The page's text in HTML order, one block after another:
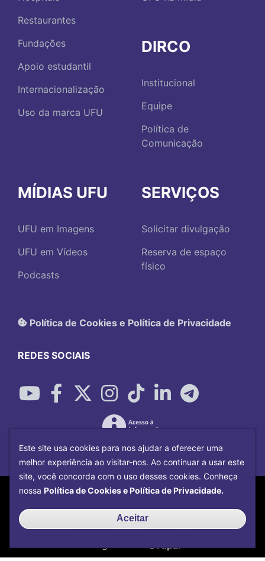
Restaurantes
Fundações
Apoio estudantil
Internacionalização
Uso da marca UFU
DIRCO
Institucional
Equipe
Política de
Comunicação
MÍDIAS UFU
UFU em Imagens
UFU em Vídeos
Podcasts
SERVIÇOS
Solicitar divulgação
Reserva de espaço
físico
Política de Cookies e Política de Privacidade
REDES SOCIAIS
Copyright©2026Universidade Federal
Centro de Tecnologia da
Informação e Comunicaçãocom o CMS de
código aberto
Drupal
Este site usa cookies para nos ajudar a oferecer uma
melhor experiência ao visitar-nos. Ao continuar a usar este
site, você concorda com o uso desses cookies. Conheça
nossa Política de Cookies e Política de Privacidade.
Aceitar